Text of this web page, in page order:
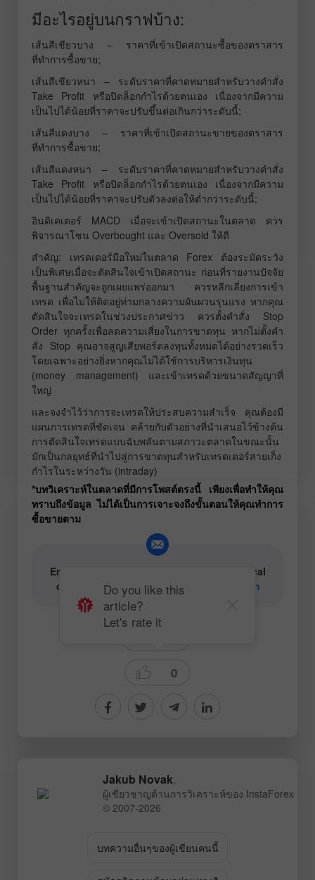
มีอะไรอยู่บนกราฟบ้าง:
เส้นสีเขียวบาง – ราคาที่เข้าเปิดสถานะซื้อของตราสาร
ที่ทำการซื้อขาย;
เส้นสีเขียวหนา – ระดับราคาที่คาดหมายสำหรับวางคำสั่ง
Take Profit หรือปิดล็อกกำไรด้วยตนเอง เนื่องจากมีความ
เป็นไปได้น้อยที่ราคาจะปรับขึ้นต่อเกินกว่าระดับนี้;
เส้นสีแดงบาง – ราคาที่เข้าเปิดสถานะขายของตราสาร
ที่ทำการซื้อขาย;
เส้นสีแดงหนา – ระดับราคาที่คาดหมายสำหรับวางคำสั่ง
Take Profit หรือปิดล็อกกำไรด้วยตนเอง เนื่องจากมีความ
เป็นไปได้น้อยที่ราคาจะปรับตัวลงต่อให้ต่ำกว่าระดับนี้;
อินดิเคเตอร์ MACD เมื่อจะเข้าเปิดสถานะในตลาด ควร
พิจารณาโซน Overbought และ Oversold ให้ดี
สำคัญ: เทรดเดอร์มือใหม่ในตลาด Forex ต้องระมัดระวัง
เป็นพิเศษเมื่อจะตัดสินใจเข้าเปิดสถานะ ก่อนที่รายงานปัจจัย
พื้นฐานสำคัญจะถูกเผยแพร่ออกมา ควรหลีกเลี่ยงการเข้า
เทรด เพื่อไม่ให้ติดอยู่ท่ามกลางความผันผวนรุนแรง หากคุณ
ตัดสินใจจะเทรดในช่วงประกาศข่าว ควรตั้งคำสั่ง Stop
Order ทุกครั้งเพื่อลดความเสี่ยงในการขาดทุน หากไม่ตั้งคำ
สั่ง Stop คุณอาจสูญเสียพอร์ตลงทุนทั้งหมดได้อย่างรวดเร็ว
โดยเฉพาะอย่างยิ่งหากคุณไม่ได้ใช้การบริหารเงินทุน
(money management) และเข้าเทรดด้วยขนาดสัญญาที่
ใหญ่
และจงจำไว้ว่าการจะเทรดให้ประสบความสำเร็จ คุณต้องมี
แผนการเทรดที่ชัดเจน คล้ายกับตัวอย่างที่นำเสนอไว้ข้างต้น
การตัดสินใจเทรดแบบฉับพลันตามสภาวะตลาดในขณะนั้น
มักเป็นกลยุทธ์ที่นำไปสู่การขาดทุนสำหรับเทรดเดอร์สายเก็ง
กำไรในระหว่างวัน (intraday)
*บทวิเคราะห์ในตลาดที่มีการโพสต์ตรงนี้ เพียงเพื่อทำให้คุณ
ทราบถึงข้อมูล ไม่ได้เป็นการเจาะจงถึงขั้นตอนให้คุณทำการ
ซื้อขายตาม
Email for authors of text and video analytical
content:
content-authors@instaforex.com
0
Do you like this
article?
Let's rate it
Jakub Novak,
ผู้เชี่ยวชาญด้านการวิเคราะห์ของ InstaForex
© 2007-2026
บทความอื่นๆของผู้เขียนคนนี้